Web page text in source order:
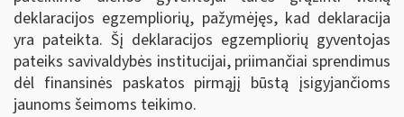
deklaracijos egzempliorių, pažymėjęs, kad deklaracija
yra pateikta. Šį deklaracijos egzempliorių gyventojas
pateiks savivaldybės institucijai, priimančiai sprendimus
dėl finansinės paskatos pirmąjį būstą įsigyjančioms
jaunoms šeimoms teikimo.